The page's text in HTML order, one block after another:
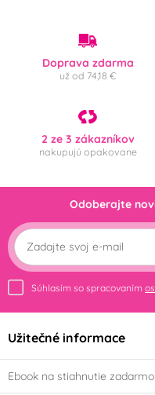
Doprava zdarma
už od 74,18 €
2 ze 3 zákazníkov
nakupujú opakovane
Odoberajte
Súhlasím so spracovaním
Užitečné informace
Ebook na stiahnutie zadarmo